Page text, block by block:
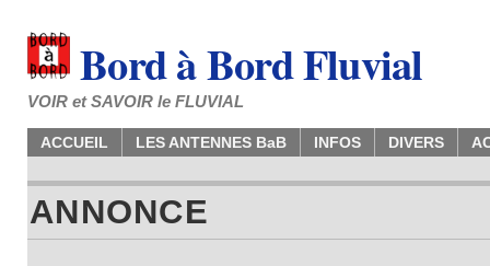
Bord à Bord Fluvial
VOIR et SAVOIR le FLUVIAL
ACCUEIL LES ANTENNES BaB INFOS DIVERS
ANNONCE